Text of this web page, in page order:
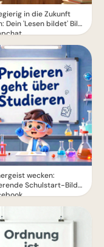
in die Zukunft
Dein 'Lesen bildet' Bild
wecken:
Schulstart-Bilder